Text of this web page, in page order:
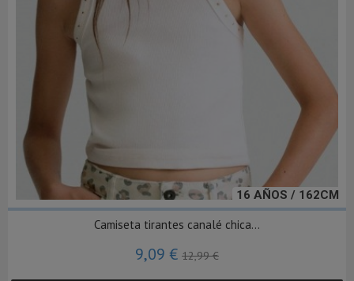
16 AÑOS / 162CM
Camiseta tirantes canalé chica...
9,09 € 12,99 €